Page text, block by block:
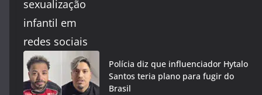
Polícia diz que influenciador Hytalo
Santos teria plano para fugir do
Brasil